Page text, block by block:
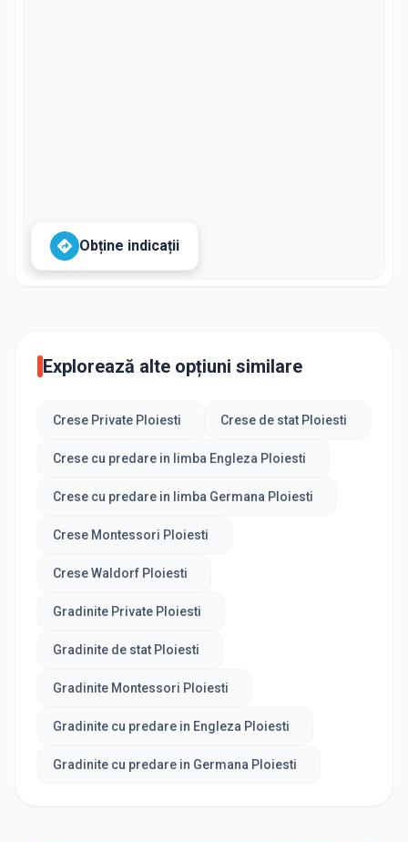
Obține indicații
Explorează alte opțiuni similare
Crese Private Ploiesti Crese de stat Ploiesti
Crese cu predare in limba Engleza Ploiesti
Crese cu predare in limba Germana Ploiesti
Crese Montessori Ploiesti
Crese Waldorf Ploiesti
Gradinite Private Ploiesti
Gradinite de stat Ploiesti
Gradinite Montessori Ploiesti
Gradinite cu predare in Engleza Ploiesti
Gradinite cu predare in Germana Ploiesti